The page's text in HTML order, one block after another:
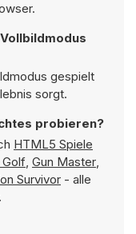
gespielt
sorgt.
probieren?
HTML5 Spiele
Golf, Gun Master,
Survivor - alle